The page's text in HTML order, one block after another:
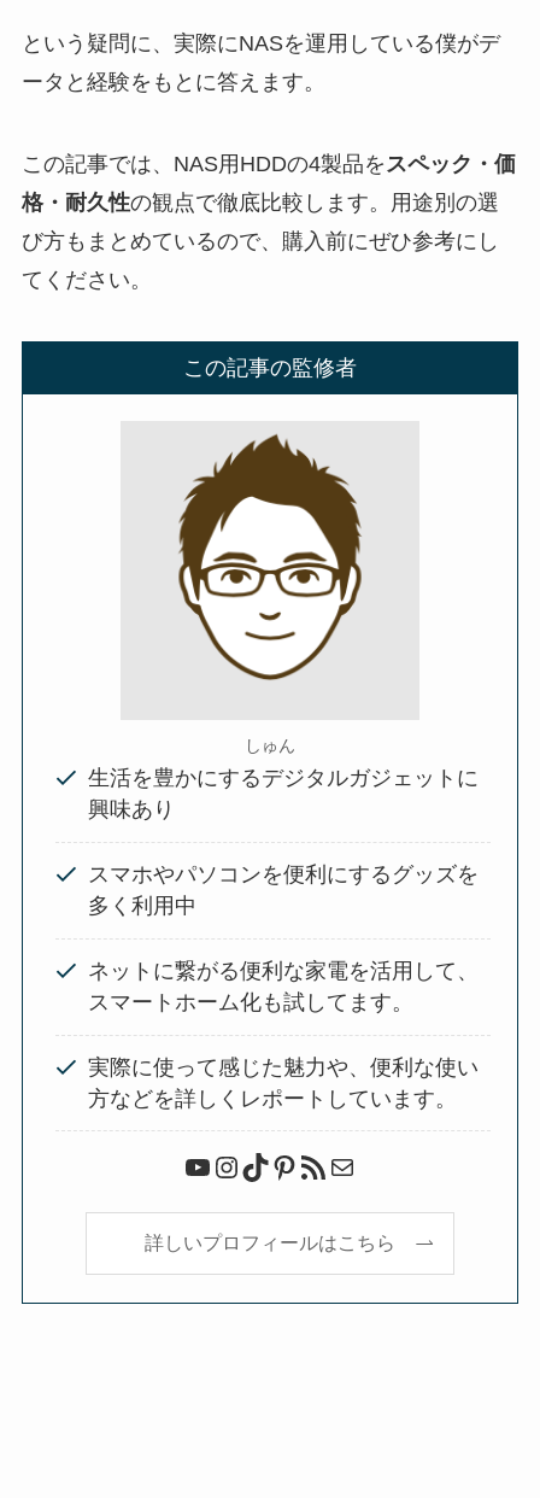
という疑問に、実際にNASを運用している僕がデ
ータと経験をもとに答えます。
この記事では、NAS用HDDの4製品を スペック・価
格・耐久性の観点で徹底比較します。用途別の選
び方もまとめているので、購入前にぜひ参考にし
てください。
この記事の監修者
しゅん
生活を豊かにするデジタルガジェットに
興味あり
スマホやパソコンを便利にするグッズを
多く利用中
ネットに繋がる便利な家電を活用して、
スマートホーム化も試してます。
実際に使って感じた魅力や、便利な使い
方などを詳しくレポートしています。
YouTube Instagram TikTok Pinterest RSS フィードメール
詳しいプロフィールはこちら